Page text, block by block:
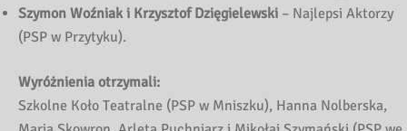
Szymon Woźniak i Krzysztof Dzięgielewski – Najlepsi Aktorzy
(PSP w Przytyku).
Wyróżnienia otrzymali:
Szkolne Koło Teatralne (PSP w Mniszku), Hanna Nolberska,